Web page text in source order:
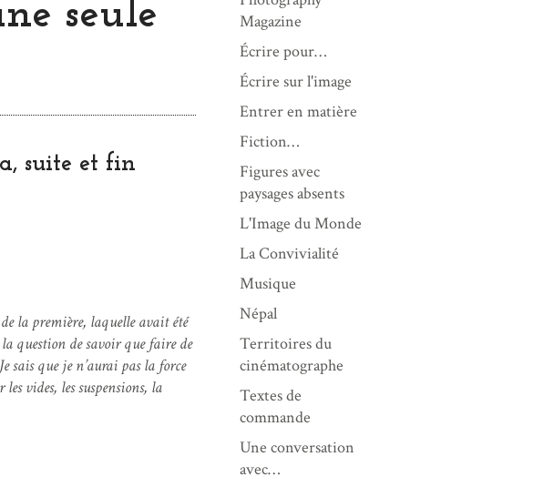
seule
suite et fin
la première, laquelle avait été
question de savoir que faire de
sais que je n’aurai pas la force
vides, les suspensions, la
Magazine
Écrire pour…
Écrire sur l'image
Entrer en matière
Fiction…
Figures avec
paysages absents
L'Image du Monde
La Convivialité
Musique
Népal
Territoires du
cinématographe
Textes de
commande
Une conversation
avec…